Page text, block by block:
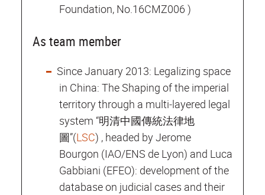
Foundation, No.16CMZ006 )
As team member
Since January 2013: Legalizing space
in China: The Shaping of the imperial
territory through a multi‐layered legal
system “明清中國傳統法律地
圖”(LSC) , headed by Jerome
Bourgon (IAO/ENS de Lyon) and Luca
Gabbiani (EFEO): development of the
database on judicial cases and their